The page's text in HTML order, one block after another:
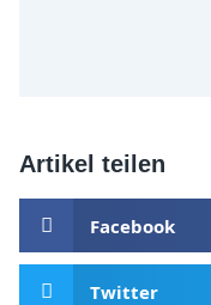
Artikel teilen
Facebook
Twitter